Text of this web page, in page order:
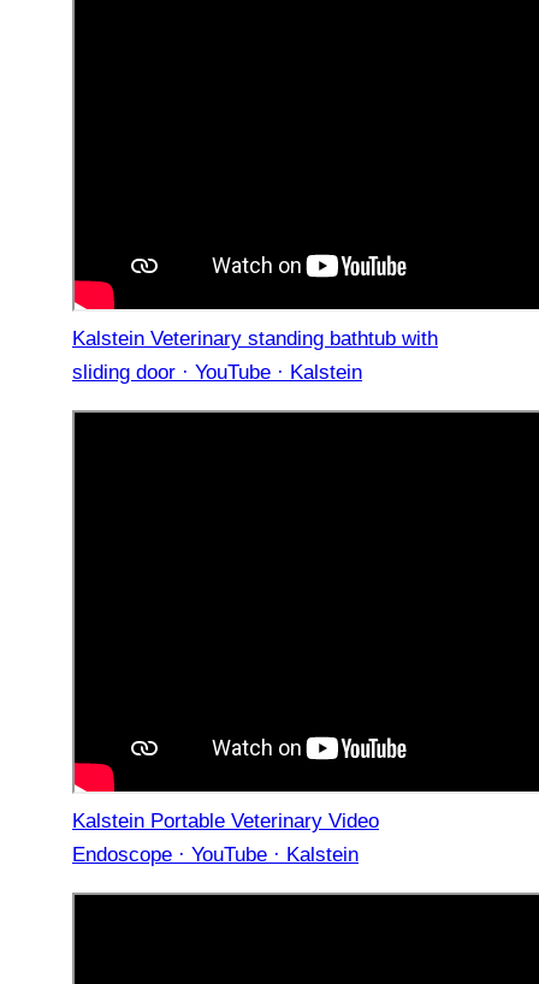
Kalstein Veterinary standing bathtub with
sliding door · YouTube · Kalstein
Kalstein Portable Veterinary Video
Endoscope · YouTube · Kalstein